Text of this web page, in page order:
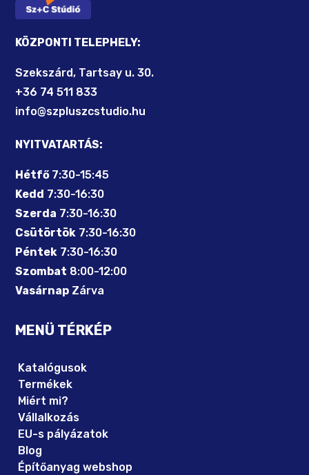
KÖZPONTI TELEPHELY:
Szekszárd, Tartsay u. 30.
+36 74 511 833
info@szpluszcstudio.hu
NYITVATARTÁS:
Hétfő 7:30-15:45
Kedd 7:30-16:30
Szerda 7:30-16:30
Csütörtök 7:30-16:30
Péntek 7:30-16:30
Szombat 8:00-12:00
Vasárnap Zárva
MENÜ TÉRKÉP
Katalógusok
Termékek
Miért mi?
Vállalkozás
EU-s pályázatok
Blog
Építőanyag webshop